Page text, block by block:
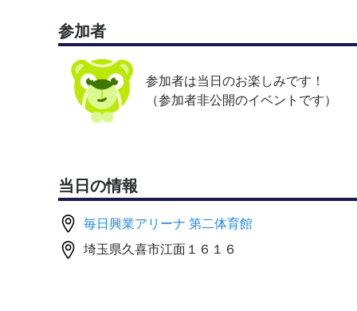
・0:40-1:10 形式練習(基礎の応用)
・1:10-2:50 試合(参加人数４人未満の時参加者で上
・2:50-3:00 片付け（一緒に手伝ってください🙇）
4)中級〜 2時間開催の場合
・0:00-0:10 設営準備(一緒に手伝ってください🙇)
・0:45-1:50 試合(参加人数４人未満の場合はメンバ
・1:50-2:00 片付け（一緒に手伝ってください🙇）
5)中級〜 3時間開催の場合
・0:00-0:10 設営準備(一緒に手伝ってください🙇)
・0:10-0:30 基礎練習(ディンク,ボレーボレー,ボレー
参加者
参加者は当日のお楽しみです！
（参加者非公開のイベントです）
当日の情報
毎日興業アリーナ 第二体育館
埼玉県久喜市江面１６１６